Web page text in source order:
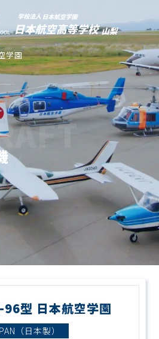
学園
96型 日本航空学園
（日本製）